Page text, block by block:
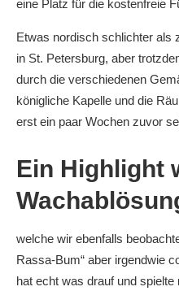
eine Platz für die kostenfreie
Etwas nordisch schlichter als
in St. Petersburg, aber
durch die verschiedenen
königliche Kapelle und die
erst ein paar Wochen zuvor
Ein Highlight
welche wir ebenfalls
Rassa-Bum“ aber irgendwie
hat echt was drauf und